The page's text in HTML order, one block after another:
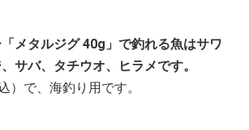
メタルジグ 40g」で釣れる魚はサワ
サバ、タチウオ、ヒラメです。
）で、海釣り用です。